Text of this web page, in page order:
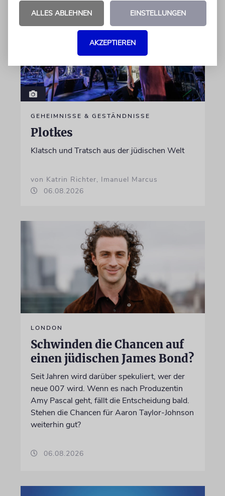
GEHEIMNISSE & GESTÄNDNISSE
Plotkes
Klatsch und Tratsch aus der jüdischen Welt
von Katrin Richter, Imanuel Marcus
06.08.2026
LONDON
Schwinden die Chancen auf
einen jüdischen James Bond?
Seit Jahren wird darüber spekuliert, wer der
neue 007 wird. Wenn es nach Produzentin
Amy Pascal geht, fällt die Entscheidung bald.
Stehen die Chancen für Aaron Taylor-Johnson
weiterhin gut?
06.08.2026
ALLES ABLEHNEN EINSTELLUNGEN
AKZEPTIEREN